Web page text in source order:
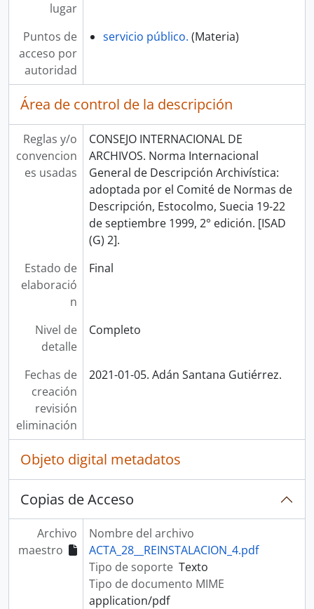
lugar
Puntos de
acceso por
autoridad
servicio público. (Materia)
Área de control de la descripción
Reglas y/o
convencion
es usadas
CONSEJO INTERNACIONAL DE
ARCHIVOS. Norma Internacional
General de Descripción Archivística:
adoptada por el Comité de Normas de
Descripción, Estocolmo, Suecia 19-22
de septiembre 1999, 2° edición. [ISAD
(G) 2].
Estado de
elaboració
n
Final
Nivel de
detalle
Completo
Fechas de
creación
revisión
eliminación
2021-01-05. Adán Santana Gutiérrez.
Objeto digital metadatos
Copias de Acceso
Archivo
maestro
Nombre del archivo
ACTA_28__REINSTALACION_4.pdf
Tipo de soporte Texto
Tipo de documento MIME
application/pdf